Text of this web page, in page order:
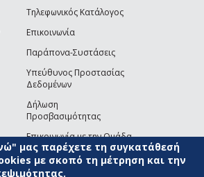
Τηλεφωνικός Κατάλογος
Επικοινωνία
Παράπονα-Συστάσεις
Υπεύθυνος Προστασίας
Δεδομένων
Δήλωση
Προσβασιμότητας
Επικοινωνία με την Ομάδα
Ανάπτυξης του site(link sends e-mail)
μας παρέχετε τη συγκατάθεσή
με σκοπό τη μέτρηση και την